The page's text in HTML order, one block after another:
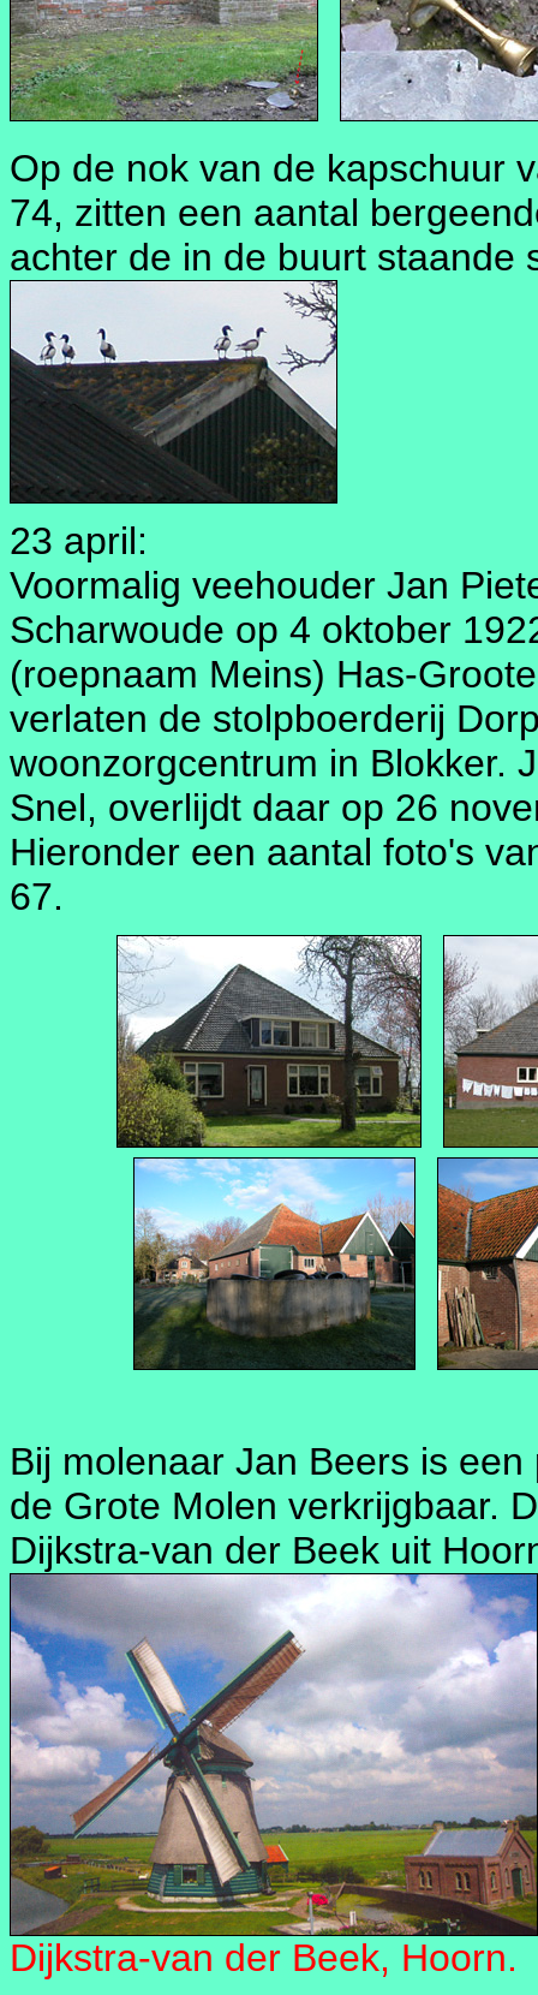
Op de nok van de kapschuur
74, zitten een aantal
achter de in de buurt staande
23 april:
Voormalig veehouder Jan
Scharwoude op 4 oktober
(roepnaam Meins) Has-
verlaten de stolpboerderij
woonzorgcentrum in Blokker.
Snel, overlijdt daar op 26
Hieronder een aantal foto's
67.
Bij molenaar Jan Beers is
de Grote Molen verkrijgbaar.
Dijkstra-van der Beek uit
Dijkstra-van der Beek, Hoorn.